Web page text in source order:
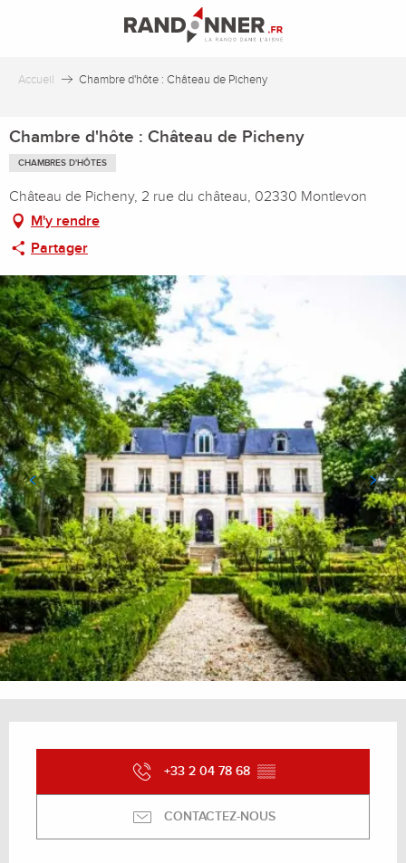
principal
Accueil Chambre d'hôte : Château de Picheny
Chambre d'hôte : Château de Picheny
CHAMBRES D'HÔTES
Château de Picheny, 2 rue du château, 02330 Montlevon
M'y rendre
Partager
+33 2 04 78 68 ▒▒
CONTACTEZ-NOUS